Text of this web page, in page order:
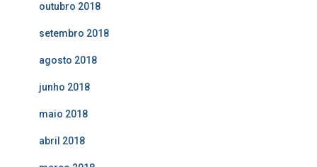
outubro 2018
setembro 2018
agosto 2018
junho 2018
maio 2018
abril 2018